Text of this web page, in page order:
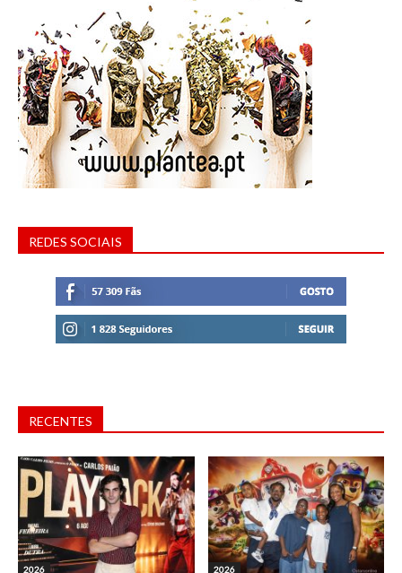
REDES SOCIAIS
RECENTES
2026 2026